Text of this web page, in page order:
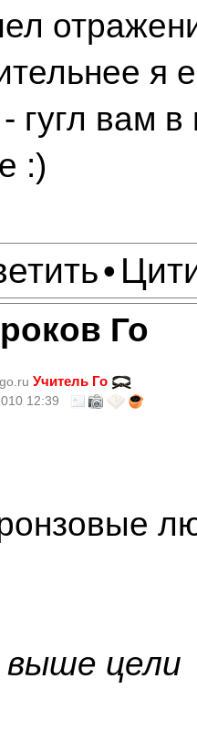
я
гугл вам
:)
•
Го
Учитель Го
12:39
цели